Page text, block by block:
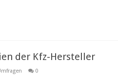
der Kfz-Hersteller
0